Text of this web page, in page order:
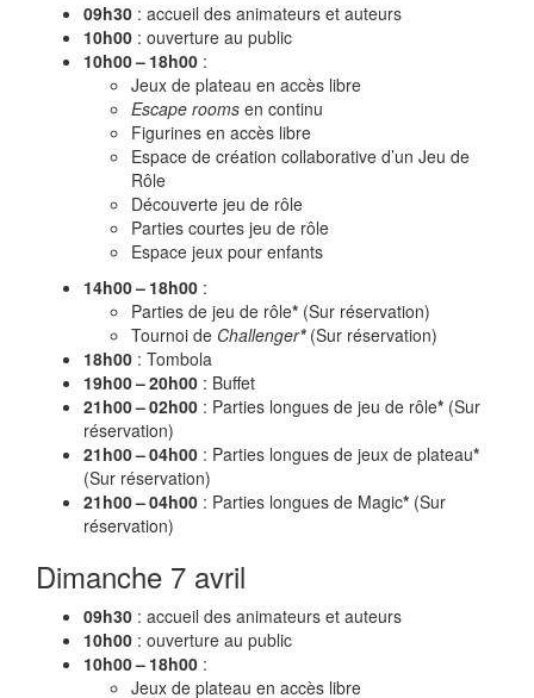
09h30 : accueil des animateurs et auteurs
10h00 : ouverture au public
10h00 – 18h00 :
Jeux de plateau en accès libre
Escape rooms en continu
Figurines en accès libre
Espace de création collaborative d’un Jeu de
Rôle
Découverte jeu de rôle
Parties courtes jeu de rôle
Espace jeux pour enfants
14h00 – 18h00 :
Parties de jeu de rôle* (Sur réservation)
Tournoi de Challenger*(Sur réservation)
18h00 : Tombola
19h00 – 20h00 : Buffet
21h00 – 02h00 : Parties longues de jeu de rôle* (Sur
réservation)
21h00 – 04h00 : Parties longues de jeux de plateau*
(Sur réservation)
21h00 – 04h00 : Parties longues de Magic* (Sur
réservation)
Dimanche 7 avril
09h30 : accueil des animateurs et auteurs
10h00 : ouverture au public
10h00 – 18h00 :
Jeux de plateau en accès libre